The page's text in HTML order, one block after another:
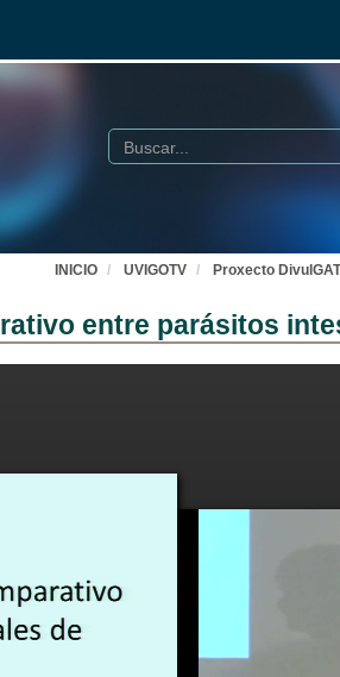
Buscar
INICIO UVIGOTV Proxecto
entre parásitos